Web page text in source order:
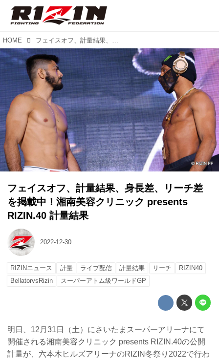
HOME フェイスオフ、計量結果、身長差、リーチ差を掲載中！湘南美容クリニック presents RIZIN.40 計量結果
フェイスオフ、計量結果、身長差、リーチ差
を掲載中！湘南美容クリニック presents
RIZIN.40 計量結果
2022-12-30
RIZINニュース 計量 ライブ配信 計量結果 リーチ
RIZIN40
BellatorvsRizin
スーパーアトム級ワールドGP
明日、12月31日（土）にさいたまスーパーアリーナにて
開催される湘南美容クリニック presents RIZIN.40の公開
計量が、六本木ヒルズアリーナのRIZIN冬祭り2022で行わ